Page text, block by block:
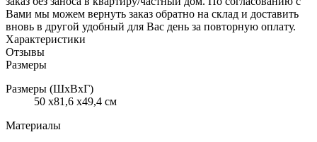
Вами мы можем вернуть заказ обратно на склад и доставить
вновь в другой удобный для Вас день за повторную оплату.
Характеристики
Отзывы
Размеры
Размеры (ШхВхГ)
50 x81,6 x49,4 см
Материалы